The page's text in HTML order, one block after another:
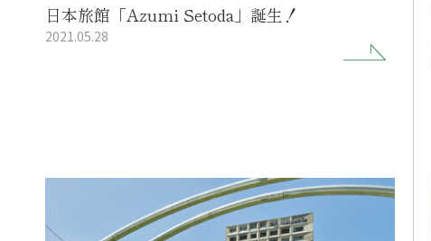
日本旅館「Azumi Setoda」誕生！
2021.05.28